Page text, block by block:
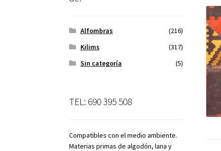
Alfombras
(216)
Kilims
(317)
Sin categoría
(5)
TEL: 690 395 508
Compatibles con el medio ambiente.
Materias primas de algodón, lana y